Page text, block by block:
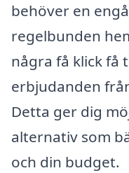
behöver en
regelbunden
några få klick få
erbjudanden
Detta ger dig
alternativ som
och din budget.